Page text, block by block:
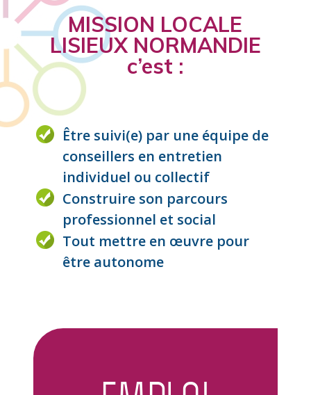
MISSION LOCALE
LISIEUX NORMANDIE
c’est :
Être suivi(e) par une équipe de
conseillers en entretien
individuel ou collectif
Construire son parcours
professionnel et social
Tout mettre en œuvre pour
être autonome